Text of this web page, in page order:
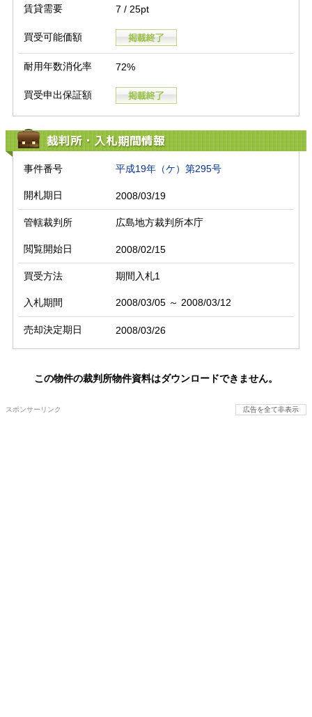
賃貸需要 7 / 25pt
買受可能価額
耐用年数消化率 72%
買受申出保証額
裁判所・入札期間情報
事件番号 平成19年（ケ）第295号
開札期日 2008/03/19
管轄裁判所 広島地方裁判所本庁
閲覧開始日 2008/02/15
買受方法 期間入札1
入札期間 2008/03/05 ～ 2008/03/12
売却決定期日 2008/03/26
この物件の裁判所物件資料はダウンロードできません。
スポンサーリンク 広告を全て非表示